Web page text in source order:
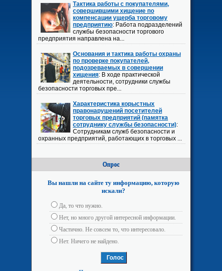
Тактика работы с покупателями,
совершившими хищение по
компенсации ущерба торговому
предприятию: Работа подразделений
службы безопасности торгового
предприятия направлена на...
Основания и тактика работы охраны
по проверке покупателей,
подозреваемых в совершении
хищения: В ходе практической
деятельности, сотрудники службы
безопасности торговых пре...
Характеристика корыстных
правонарушений посетителей
торговых предприятий (памятка
сотруднику службы безопасности):
Сотрудникам служб безопасности и
охранных предприятий, работающих в торговых ...
Опрос
Вы нашли на сайте ту информацию, которую
искали?
Да, то что нужно.
Нет, но много другой интересной информации.
Частично. Не совсем то, что интересовало.
Нет. Ничего не найдено.